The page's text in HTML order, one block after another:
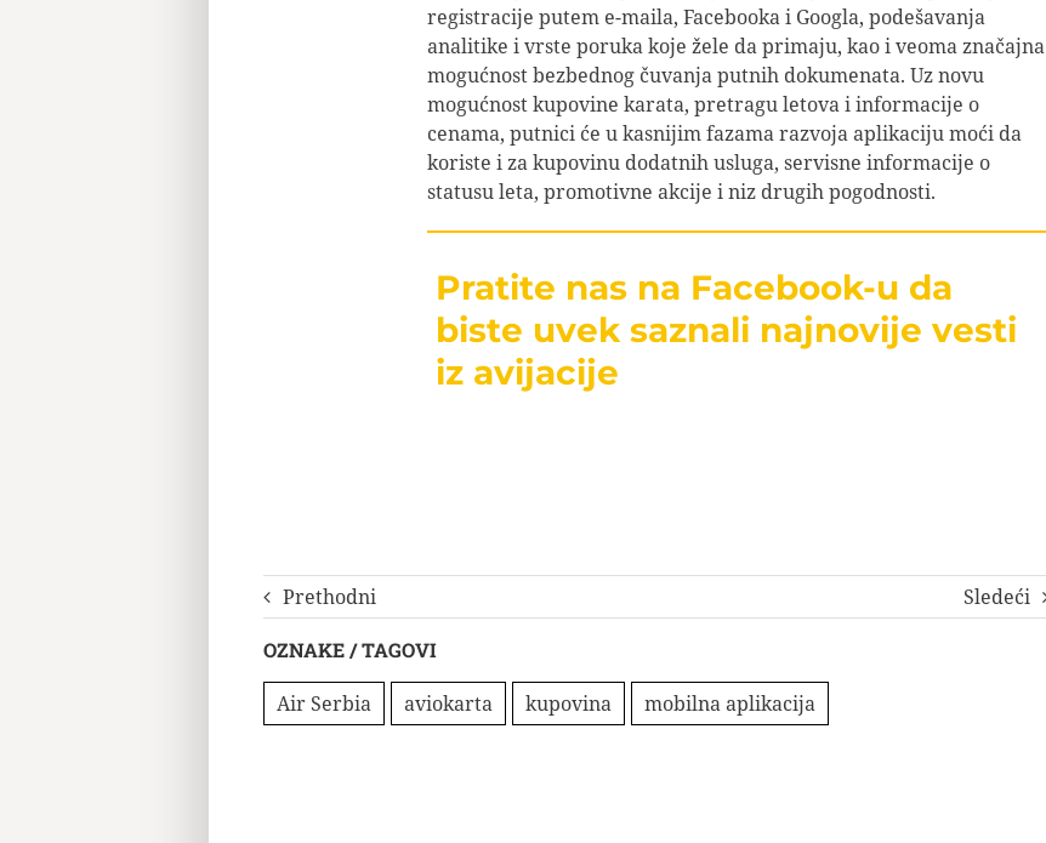
registracije putem e-maila, Facebooka i Googla, podešavanja
analitike i vrste poruka koje žele da primaju, kao i veoma značajna
mogućnost bezbednog čuvanja putnih dokumenata. Uz novu
mogućnost kupovine karata, pretragu letova i informacije o
cenama, putnici će u kasnijim fazama razvoja aplikaciju moći da
koriste i za kupovinu dodatnih usluga, servisne informacije o
statusu leta, promotivne akcije i niz drugih pogodnosti.
Pratite nas na Facebook-u da
biste uvek saznali najnovije vesti
iz avijacije
Prethodni Sledeći
OZNAKE / TAGOVI
Air Serbia aviokarta kupovina mobilna aplikacija